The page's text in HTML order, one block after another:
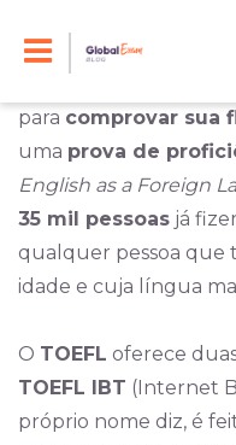
primeiro passo para
para comprovar sua
uma prova de
English as a Foreign
35 mil pessoas já
qualquer pessoa que
idade e cuja língua
O TOEFL oferece
TOEFL IBT (Internet
próprio nome diz, é